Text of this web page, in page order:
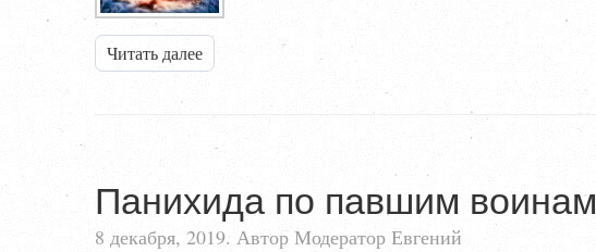
Читать далее
Панихида по павшим воинам
8 декабря, 2019. Автор Модератор Евгений